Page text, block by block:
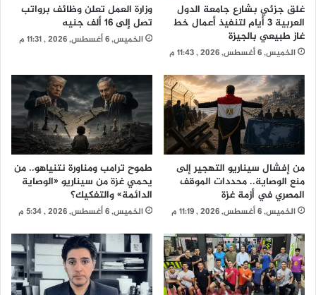
غلق جزئي بشارع جامعة الدول
العربية 3 أيام لتنفيذ أعمال خط
غاز طبيعي بالجيزة
الخميس, 6 أغسطس, 2026 , 11:43 م
وزارة العمل تعلن وظائف برواتب
تصل إلى 16 ألف جنيه
الخميس, 6 أغسطس, 2026 , 11:31 م
من إفشال سيناريو التهجير إلى
منع الوصاية.. محددات الموقف
المصري في أزمة غزة
الخميس, 6 أغسطس, 2026 , 11:19 م
طموح ترامب ومناورة نتنياهو.. من
يحمي غزة من سيناريو «الوصاية
الدائمة» والتفكيك؟
الخميس, 6 أغسطس, 2026 , 5:34 م